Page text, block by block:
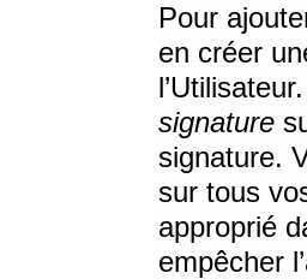
Pour
en créer
signature
signature.
sur tous
approprié
empêcher